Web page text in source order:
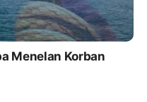
Menelan Korban